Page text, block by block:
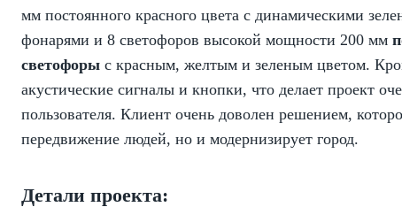
мм постоянного красного цвета с динамическими
фонарями и 8 светофоров высокой мощности 200 мм
светофоры с красным, желтым и зеленым цветом.
акустические сигналы и кнопки, что делает проект
пользователя. Клиент очень доволен решением,
передвижение людей, но и модернизирует город.
Детали проекта: